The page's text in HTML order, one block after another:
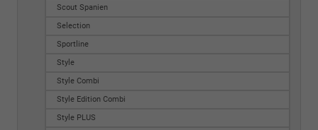
Scout Spanien
Selection
Sportline
Style
Style Combi
Style Edition Combi
Style PLUS